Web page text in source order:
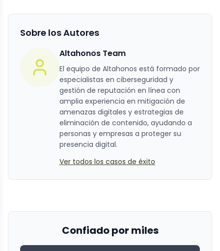
Sobre los Autores
Altahonos Team
El equipo de Altahonos está formado por
especialistas en ciberseguridad y
gestión de reputación en línea con
amplia experiencia en mitigación de
amenazas digitales y estrategias de
eliminación de contenido, ayudando a
personas y empresas a proteger su
presencia digital.
Ver todos los casos de éxito
Confiado por miles